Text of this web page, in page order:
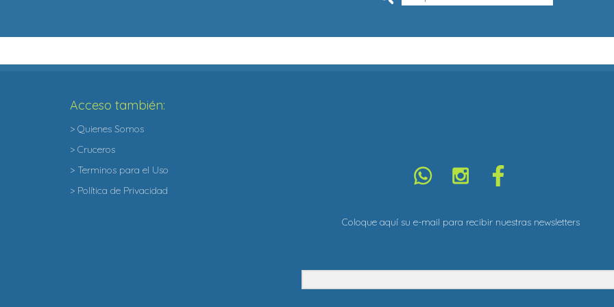
Acceso también:
> Quienes Somos
> Cruceros
> Terminos para el Uso
> Política de Privacidad
Coloque aquí su e-mail para recibir nuestras newsletters